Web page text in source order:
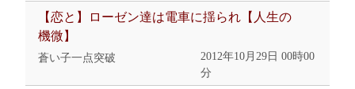
【恋と】ローゼン達は電車に揺られ【人生の
機微】
蒼い子一点突破
2012年10月29日 00時00
分